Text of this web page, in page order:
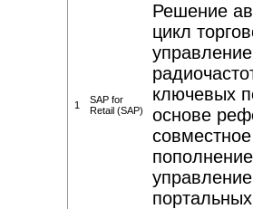
1
SAP for
Retail (SAP)
Решение
цикл
ключевых
основе